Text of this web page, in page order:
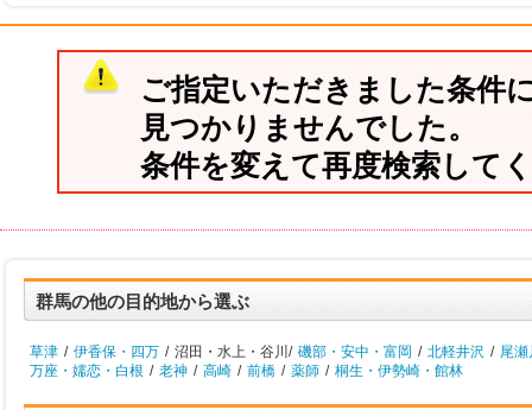
ご指定いただきました条件
見つかりませんでした。
条件を変えて再度検索して
群馬の他の目的地から選ぶ
草津 / 伊香保・四万 / 沼田・水上・谷川/ 磯部・安中・富岡 / 北軽井沢 / 尾
万座・嬬恋・白根 / 老神 / 高崎 / 前橋 / 薬師 / 桐生・伊勢崎・館林